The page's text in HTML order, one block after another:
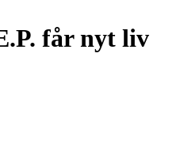
får nyt liv